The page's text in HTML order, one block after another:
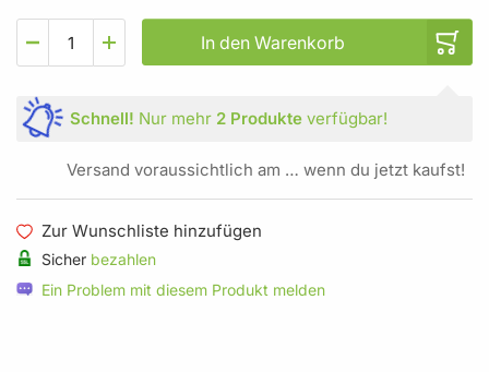
In den Warenkorb
Schnell! Nur mehr 2 Produkteverfügbar!
Versand voraussichtlich am … wenn du jetzt kaufst!
Zur Wunschliste hinzufügen
Sicher bezahlen
Ein Problem mit diesem Produkt melden